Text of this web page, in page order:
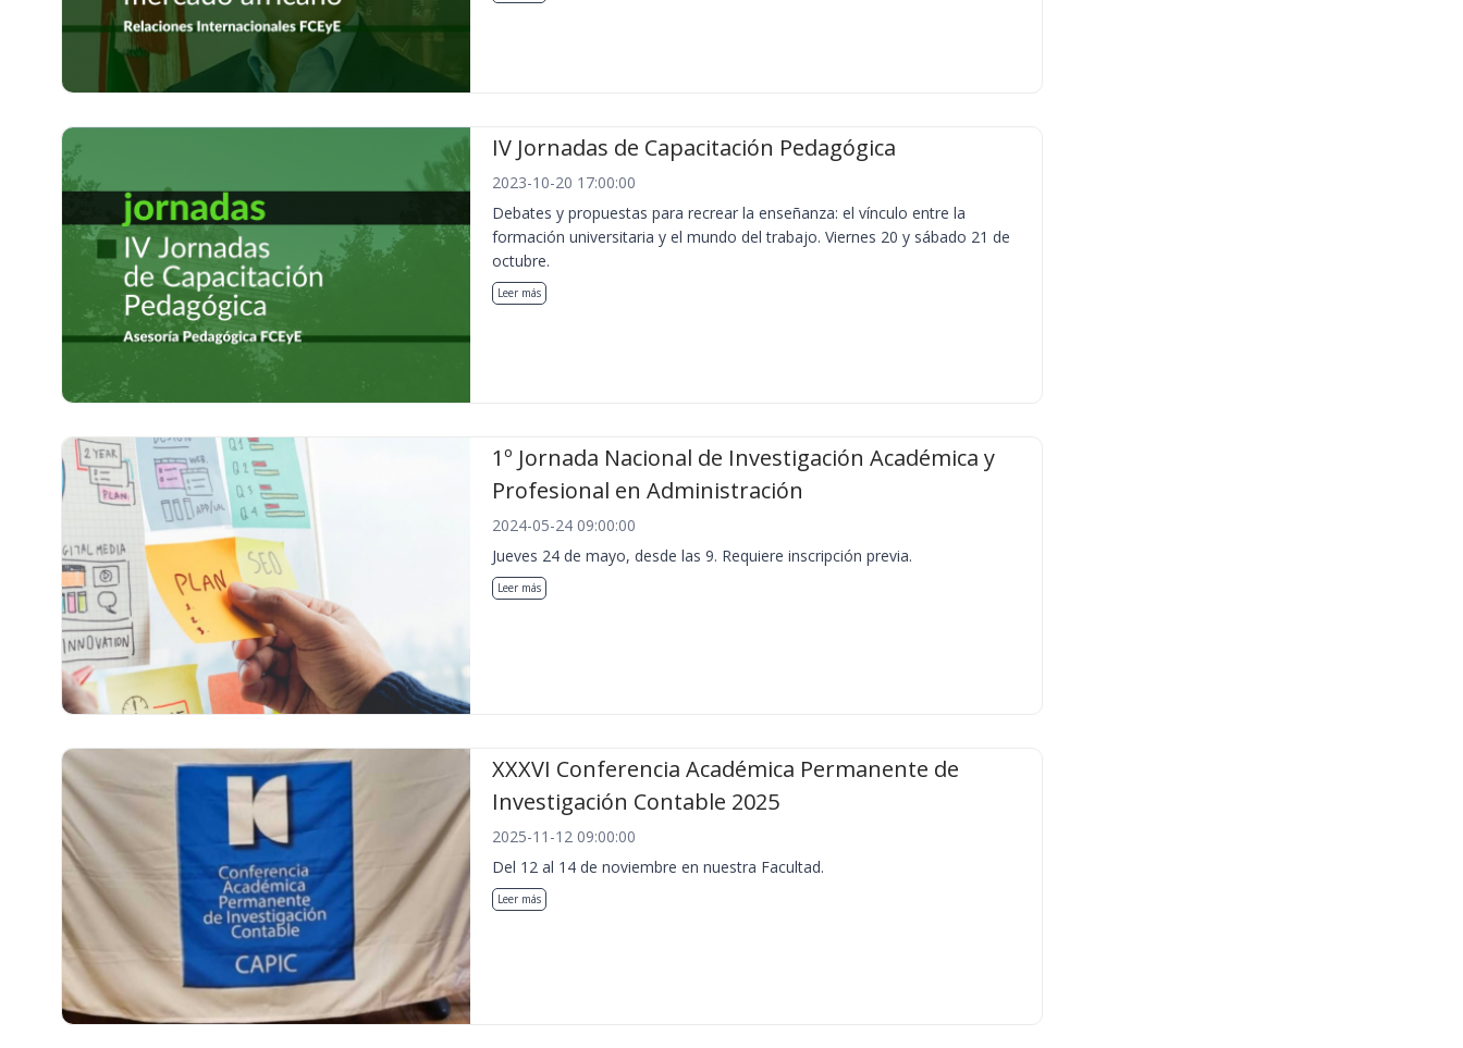
IV Jornadas de Capacitación Pedagógica
2023-10-20 17:00:00
Debates y propuestas para recrear la enseñanza: el vínculo entre la
formación universitaria y el mundo del trabajo. Viernes 20 y sábado 21 de
octubre.
Leer más
1º Jornada Nacional de Investigación Académica y
Profesional en Administración
2024-05-24 09:00:00
Jueves 24 de mayo, desde las 9. Requiere inscripción previa.
Leer más
XXXVI Conferencia Académica Permanente de
Investigación Contable 2025
2025-11-12 09:00:00
Del 12 al 14 de noviembre en nuestra Facultad.
Leer más